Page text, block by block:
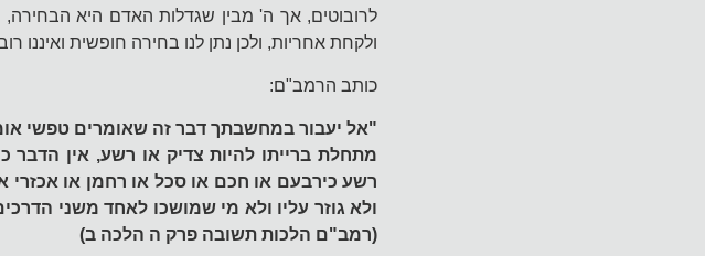
לרובוטים, אך ה' מבין שגדלות האדם היא הבחירה,
ולקחת אחריות, ולכן נתן לנו בחירה חופשית ואיננו
כותב הרמב"ם:
"אל יעבור במחשבתך דבר זה שאומרים טפשי
מתחלת ברייתו להיות צדיק או רשע, אין הדבר
רשע כירבעם או חכם או סכל או רחמן או אכזרי
ולא גוזר עליו ולא מי שמושכו לאחד משני
(רמב"ם הלכות תשובה פרק ה הלכה ב)